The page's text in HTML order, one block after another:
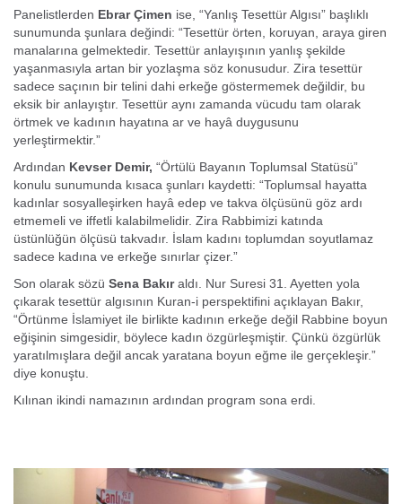
Panelistlerden Ebrar Çimen ise, “Yanlış Tesettür Algısı” başlıklı
sunumunda şunlara değindi: “Tesettür örten, koruyan, araya giren
manalarına gelmektedir. Tesettür anlayışının yanlış şekilde
yaşanmasıyla artan bir yozlaşma söz konusudur. Zira tesettür
sadece saçının bir telini dahi erkeğe göstermemek değildir, bu
eksik bir anlayıştır. Tesettür aynı zamanda vücudu tam olarak
örtmek ve kadının hayatına ar ve hayâ duygusunu
yerleştirmektir.”
Ardından Kevser Demir, “Örtülü Bayanın Toplumsal Statüsü”
konulu sunumunda kısaca şunları kaydetti: “Toplumsal hayatta
kadınlar sosyalleşirken hayâ edep ve takva ölçüsünü göz ardı
etmemeli ve iffetli kalabilmelidir. Zira Rabbimizi katında
üstünlüğün ölçüsü takvadır. İslam kadını toplumdan soyutlamaz
sadece kadına ve erkeğe sınırlar çizer.”
Son olarak sözü Sena Bakıraldı. Nur Suresi 31. Ayetten yola
çıkarak tesettür algısının Kuran-i perspektifini açıklayan Bakır,
“Örtünme İslamiyet ile birlikte kadının erkeğe değil Rabbine boyun
eğişinin simgesidir, böylece kadın özgürleşmiştir. Çünkü özgürlük
yaratılmışlara değil ancak yaratana boyun eğme ile gerçekleşir.”
diye konuştu.
Kılınan ikindi namazının ardından program sona erdi.